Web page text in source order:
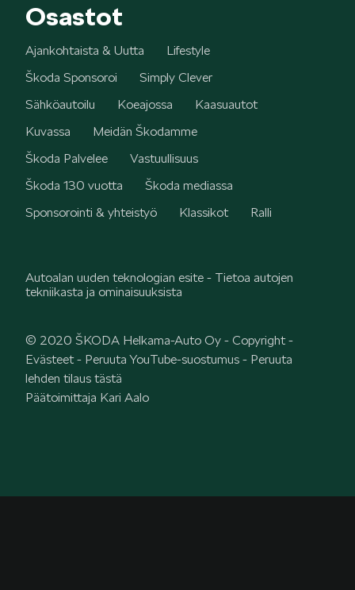
Osastot
Ajankohtaista & Uutta
Lifestyle
Škoda Sponsoroi
Simply Clever
Sähköautoilu
Koeajossa
Kaasuautot
Kuvassa
Meidän Škodamme
Škoda Palvelee
Vastuullisuus
Škoda 130 vuotta
Škoda mediassa
Sponsorointi & yhteistyö
Klassikot Ralli
Autoalan uuden teknologian esite - Tietoa autojen
tekniikasta ja ominaisuuksista
© 2020 ŠKODA Helkama-Auto Oy - Copyright-
Evästeet- Peruuta YouTube-suostumus - Peruuta
lehden tilaus tästä
Päätoimittaja Kari Aalo